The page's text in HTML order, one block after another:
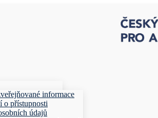
informace
o přístupnosti
údajů